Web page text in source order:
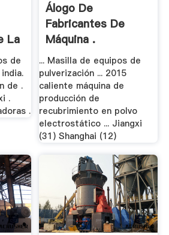
La
de
de .
.
.
Álogo De
Fabricantes De
Máquina .
... Masilla de equipos de
pulverización ... 2015
caliente máquina de
producción de
recubrimiento en polvo
electrostático ... Jiangxi
(31) Shanghai (12)